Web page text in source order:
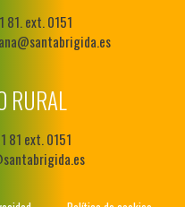
81. ext. 0151
RURAL
ext. 0151